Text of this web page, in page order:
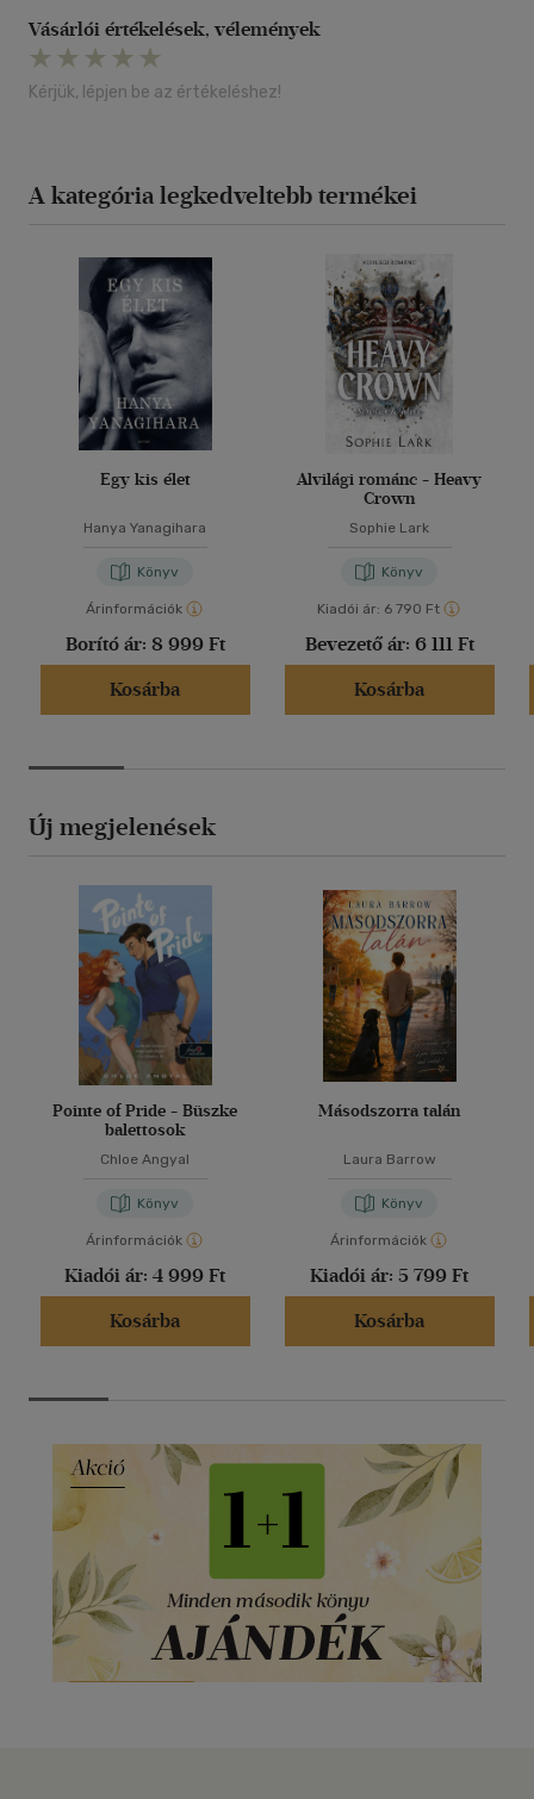
Vásárlói értékelések, vélemények
Kérjük, lépjen be az értékeléshez!
A kategória legkedveltebb termékei
Egy kis élet
Hanya Yanagihara
Könyv
Árinformációk
Borító ár: 8 999 Ft
Kosárba
Alvilági románc - Heavy
Crown
Sophie Lark
Könyv
Kiadói ár: 6 790 Ft
Bevezető ár: 6 111 Ft
Kosárba
Új megjelenések
Pointe of Pride - Büszke
balettosok
Chloe Angyal
Könyv
Árinformációk
Kiadói ár: 4 999 Ft
Kosárba
Másodszorra talán
Laura Barrow
Könyv
Árinformációk
Kiadói ár: 5 799 Ft
Kosárba